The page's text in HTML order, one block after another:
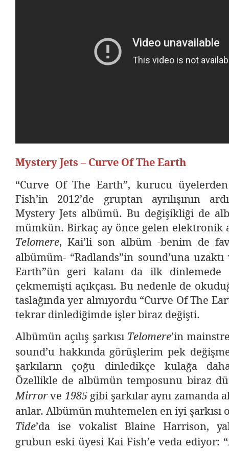
Mystery Jets – Curve Of The Earth
“Curve Of The Earth”, kurucu
Fish’in 2012’de gruptan ayrılışının
Mystery Jets albümü. Bu değişikliği de
mümkün. Birkaç ay önce gelen elektronik
Telomere, Kai’li son albüm -benim de
albümüm- “Radlands”in sound’una
Earth”ün geri kalanı da ilk
çekmemişti açıkçası. Bu nedenle de
taslağında yer almıyordu “Curve Of The
tekrar dinlediğimde işler biraz değişti.
Albümün açılış şarkısı Telomere’in
sound’u hakkında görüşlerim pek
şarkıların çoğu dinledikçe kulağa
Özellikle de albümün temposunu biraz
Mirrorve 1985 gibi şarkılar aynı zamanda
anlar. Albümün muhtemelen en iyi şarkısı
Tide’da ise vokalist Blaine Harrison,
grubun eski üyesi Kai Fish’e veda ediyor: “